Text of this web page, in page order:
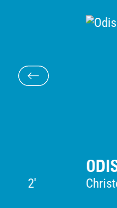
ODISSEA
Christopher